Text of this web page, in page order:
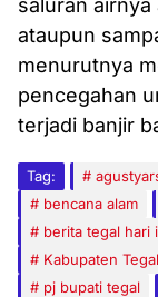
ataupun
menurutnya
pencegahan
terjadi banjir
Tag:
bencana alam
berita tegal hari
Kabupaten Tegal
pj bupati tegal